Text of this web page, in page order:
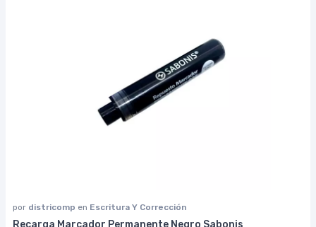
por districomp en Escritura Y Corrección
Recarga Marcador Permanente Negro Sabonis